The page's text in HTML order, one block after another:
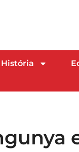
História